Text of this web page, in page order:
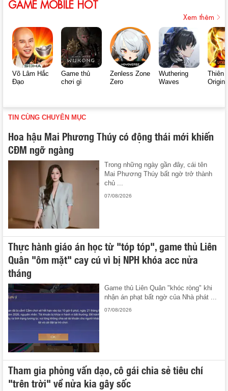
GAME MOBILE HOT
Xem thêm
Võ Lâm Hắc
Đạo
Game thủ
chơi gì
Zenless Zone
Zero
Wuthering
Waves
Thiên
Origin
TIN CÙNG CHUYÊN MỤC
Hoa hậu Mai Phương Thúy có động thái mới khiến
CĐM ngỡ ngàng
Trong những ngày gần đây, cái tên
Mai Phương Thúy bất ngờ trở thành
chủ ...
07/08/2026
Thực hành giáo án học từ "tóp tóp", game thủ Liên
Quân "ôm mặt" cay cú vì bị NPH khóa acc nửa
tháng
Game thủ Liên Quân "khóc ròng" khi
nhận án phạt bất ngờ của Nhà phát ...
07/08/2026
Tham gia phỏng vấn dạo, cô gái chia sẻ tiêu chí
"trên trời" về nửa kia gây sốc